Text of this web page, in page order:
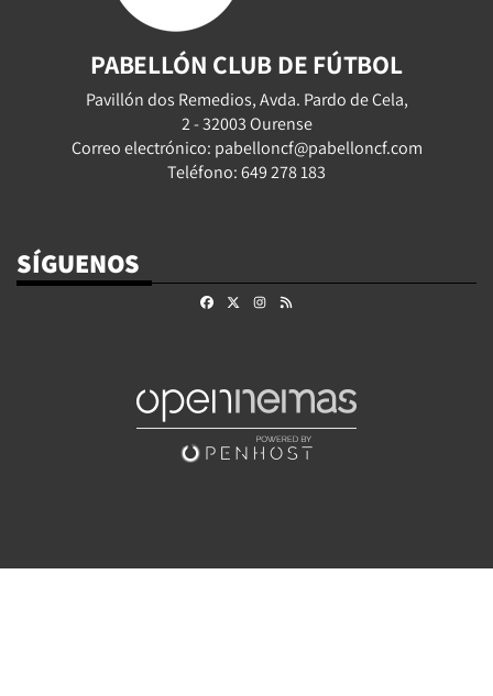
PABELLÓN CLUB DE FÚTBOL
Pavillón dos Remedios, Avda. Pardo de Cela,
2 - 32003 Ourense
Correo electrónico: pabelloncf@pabelloncf.com
Teléfono: 649 278 183
SÍGUENOS
FacebookInstagram